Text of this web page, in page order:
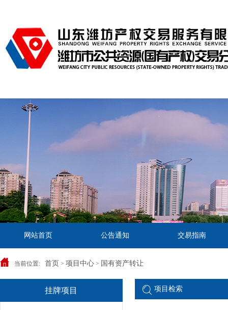
网站首页 公告通知 交易指南
当前位置: 首页 >项目中心 > 国有资产转让
挂牌项目 项目检索